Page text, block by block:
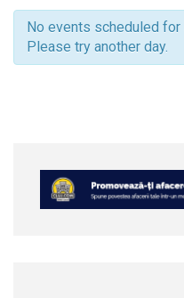
No events scheduled for
Please try another day.